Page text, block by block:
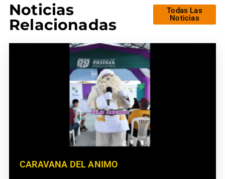
Noticias
Relacionadas
Todas Las
Noticias
CARAVANA DEL ANIMO